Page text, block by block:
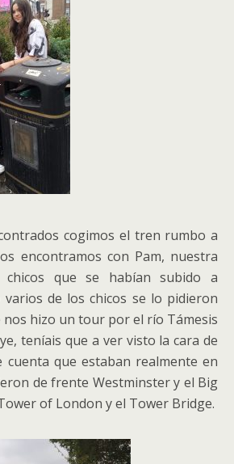
cogimos el tren rumbo a
encontramos con Pam, nuestra
que se habían subido a
varios de los chicos se lo pidieron
nos hizo un tour por el río Támesis
teníais que a ver visto la cara de
cuenta que estaban realmente en
de frente Westminster y el Big
of London y el Tower Bridge.